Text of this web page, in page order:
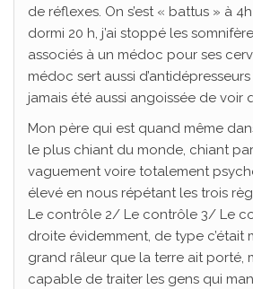
de réflexes. On s’est « battus » à
dormi 20 h, j’ai stoppé les
associés à un médoc pour ses
médoc sert aussi d’antidépresseurs
jamais été aussi angoissée de voir
Mon père qui est quand même
le plus chiant du monde, chiant
vaguement voire totalement
élevé en nous répétant les trois
Le contrôle 2/ Le contrôle 3/ Le
droite évidemment, de type c’était
grand râleur que la terre ait porté,
capable de traiter les gens qui